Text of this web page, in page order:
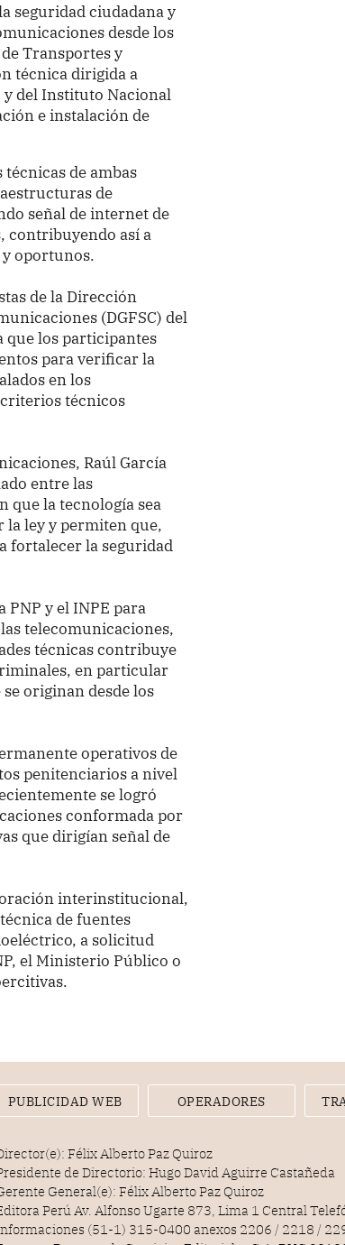
seguridad ciudadana y
desde los
Transportes y
técnica dirigida a
y del Instituto Nacional
e instalación de
de ambas
de
señal de internet de
contribuyendo así a
oportunos.
de la Dirección
(DGFSC) del
que los participantes
para verificar la
en los
técnicos
Raúl García
entre las
que la tecnología sea
ley y permiten que,
fortalecer la seguridad
y el INPE para
telecomunicaciones,
técnicas contribuye
en particular
originan desde los
operativos de
penitenciarios a nivel
se logró
conformada por
que dirigían señal de
interinstitucional,
de fuentes
a solicitud
el Ministerio Público o
PUBLICIDAD WEB OPERADORES
Félix Alberto Paz Quiroz
de Directorio: Hugo David Aguirre Castañeda
General(e): Félix Alberto Paz Quiroz
Perú Av. Alfonso Ugarte 873, Lima 1 Central
(51-1) 315-0400 anexos 2206 / 2218 /